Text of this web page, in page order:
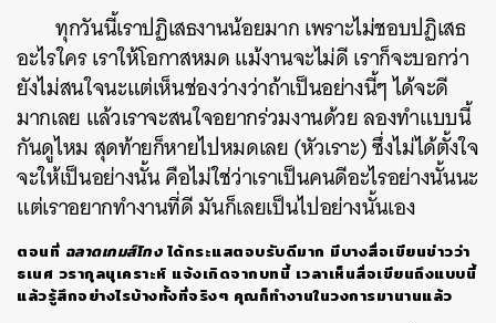
ทุกวันนี้เราปฏิเสธงานน้อยมาก เพราะไม่ชอบปฏิเสธ
อะไรใคร เราให้โอกาสหมด แม้งานจะไม่ดี เราก็จะบอกว่า
ยังไม่สนใจนะแต่เห็นช่องว่างว่าถ้าเป็นอย่างนี้ๆ ได้จะดี
มากเลย แล้วเราจะสนใจอยากร่วมงานด้วย ลองทำแบบนี้
กันดูไหม สุดท้ายก็หายไปหมดเลย (หัวเราะ) ซึ่งไม่ได้ตั้งใจ
จะให้เป็นอย่างนั้น คือไม่ใช่ว่าเราเป็นคนดีอะไรอย่างนั้นนะ
แต่เราอยากทำงานที่ดี มันก็เลยเป็นไปอย่างนั้นเอง
ตอนที่ ฉลาดเกมส์โกงได้กระแสตอบรับดีมาก มีบางสื่อเขียนข่าวว่า
ธเนศ วรากุลนุเคราะห์ แจ้งเกิดจากบทนี้ เวลาเห็นสื่อเขียนถึงแบบนี้
แล้วรู้สึกอย่างไรบ้างทั้งที่จริงๆ คุณก็ทำงานในวงการมานานแล้ว